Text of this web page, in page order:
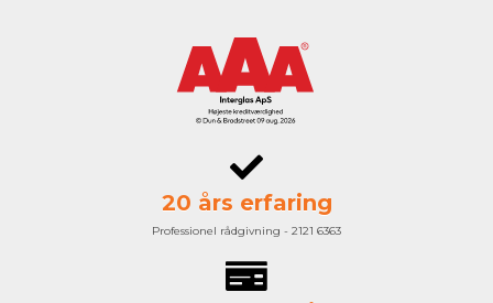
20 års erfaring
Professionel rådgivning - 2121 6363